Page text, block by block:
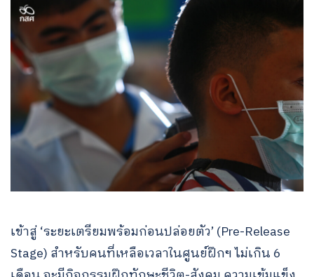
เข้าสู่ ‘ระยะเตรียมพร้อมก่อนปล่อยตัว’ (Pre-Release
Stage) สำหรับคนที่เหลือเวลาในศูนย์ฝึกฯ ไม่เกิน 6